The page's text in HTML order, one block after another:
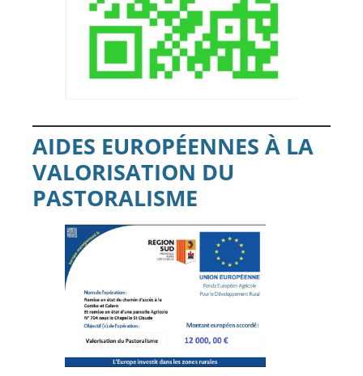
AIDES EUROPÉENNES À LA
VALORISATION DU
PASTORALISME